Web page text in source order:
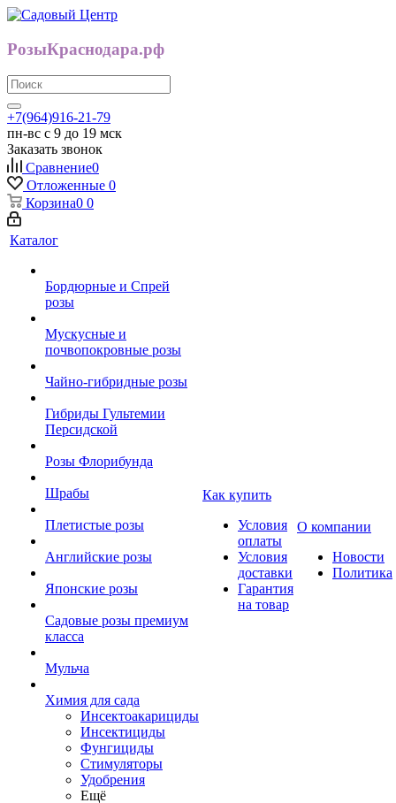
РозыКраснодара.рф
+7(964)916-21-79
пн-вс с 9 до 19 мск
Заказать звонок
Сравнение0
Отложенные 0
Корзина0 0
Каталог
Бордюрные и Спрей
розы
Мускусные и
почвопокровные розы
Чайно-гибридные розы
Гибриды Гультемии
Персидской
Розы Флорибунда
Шрабы
Плетистые розы
Английские розы
Японские розы
Садовые розы премиум
класса
Мульча
Химия для сада
Инсектоакарициды
Инсектициды
Фунгициды
Стимуляторы
Удобрения
Ещё
Как купить
Условия
оплаты
Условия
доставки
Гарантия
на товар
О компании
Новости
Политика